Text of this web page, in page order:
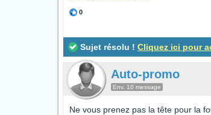
0
Sujet résolu ! Cliquez ici pour
Auto-promo
Env. 10 message
Ne vous prenez pas la tête pour la